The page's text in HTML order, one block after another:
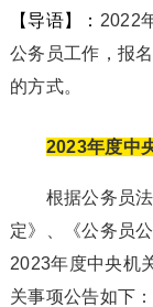
【导语】： 2022
公务员工作，报
的方式。
2023年度中
根据公务员法
定》、《公务员
2023年度中央机
关事项公告如下：